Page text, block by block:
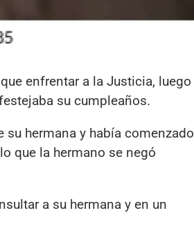
enfrentar a la Justicia, luego
su cumpleaños.
su hermana y había comenzado
que la hermano se negó
a su hermana y en un